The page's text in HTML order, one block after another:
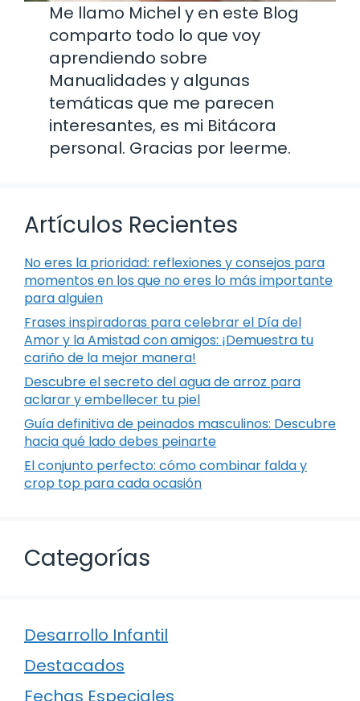
Me llamo Michel y en este Blog
comparto todo lo que voy
aprendiendo sobre
Manualidades y algunas
temáticas que me parecen
interesantes, es mi Bitácora
personal. Gracias por leerme.
Artículos Recientes
No eres la prioridad: reflexiones y consejos para
momentos en los que no eres lo más importante
para alguien
Frases inspiradoras para celebrar el Día del
Amor y la Amistad con amigos: ¡Demuestra tu
cariño de la mejor manera!
Descubre el secreto del agua de arroz para
aclarar y embellecer tu piel
Guía definitiva de peinados masculinos: Descubre
hacia qué lado debes peinarte
El conjunto perfecto: cómo combinar falda y
crop top para cada ocasión
Categorías
Desarrollo Infantil
Destacados
Fechas Especiales